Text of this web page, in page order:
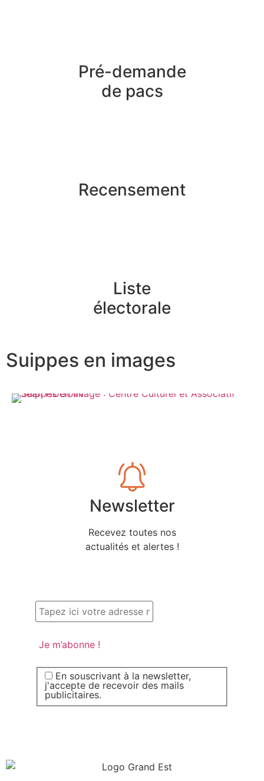
Pré-demande
de pacs
Recensement
Liste
électorale
Suippes en images
Newsletter
Recevez toutes nos
actualités et alertes !
En souscrivant à la newsletter,
j'accepte de recevoir des mails
publicitaires.